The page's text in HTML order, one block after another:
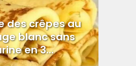
des crêpes au
blanc sans
en 3...